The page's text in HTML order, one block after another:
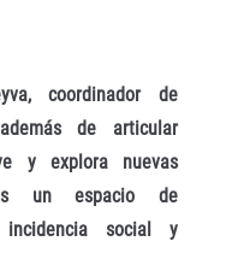
coordinador de
de articular
y explora nuevas
un espacio de
incidencia social y